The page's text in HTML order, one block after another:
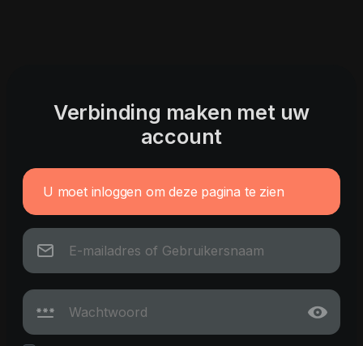
Verbinding maken met uw
account
U moet inloggen om deze pagina te zien